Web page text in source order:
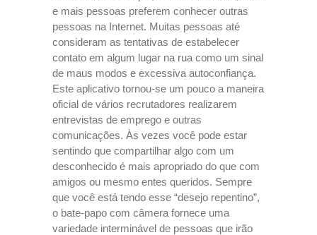
e mais pessoas preferem conhecer outras
pessoas na Internet. Muitas pessoas até
consideram as tentativas de estabelecer
contato em algum lugar na rua como um sinal
de maus modos e excessiva autoconfiança.
Este aplicativo tornou-se um pouco a maneira
oficial de vários recrutadores realizarem
entrevistas de emprego e outras
comunicações. Às vezes você pode estar
sentindo que compartilhar algo com um
desconhecido é mais apropriado do que com
amigos ou mesmo entes queridos. Sempre
que você está tendo esse “desejo repentino”,
o bate-papo com câmera fornece uma
variedade interminável de pessoas que irão